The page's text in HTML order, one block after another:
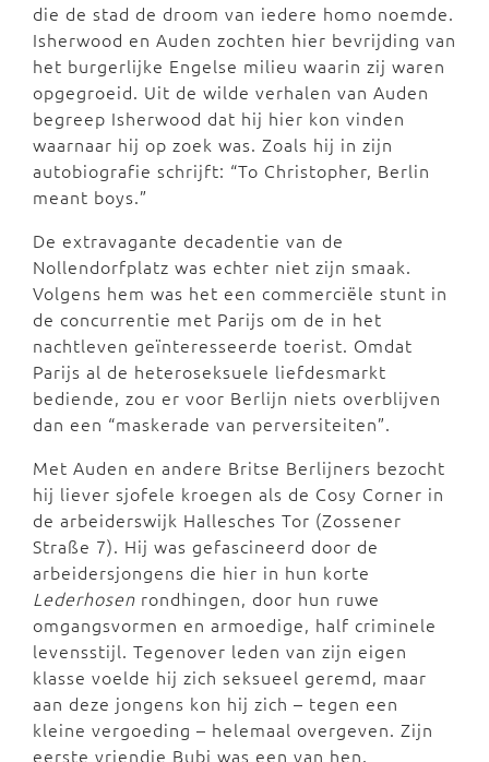
die de stad de droom van iedere homo noemde.
Isherwood en Auden zochten hier bevrijding van
het burgerlijke Engelse milieu waarin zij waren
opgegroeid. Uit de wilde verhalen van Auden
begreep Isherwood dat hij hier kon vinden
waarnaar hij op zoek was. Zoals hij in zijn
autobiografie schrijft: “To Christopher, Berlin
meant boys.”
De extravagante decadentie van de
Nollendorfplatz was echter niet zijn smaak.
Volgens hem was het een commerciële stunt in
de concurrentie met Parijs om de in het
nachtleven geïnteresseerde toerist. Omdat
Parijs al de heteroseksuele liefdesmarkt
bediende, zou er voor Berlijn niets overblijven
dan een “maskerade van perversiteiten”.
Met Auden en andere Britse Berlijners bezocht
hij liever sjofele kroegen als de Cosy Corner in
de arbeiderswijk Hallesches Tor (Zossener
Straße 7). Hij was gefascineerd door de
arbeidersjongens die hier in hun korte
Lederhosen rondhingen, door hun ruwe
omgangsvormen en armoedige, half criminele
levensstijl. Tegenover leden van zijn eigen
klasse voelde hij zich seksueel geremd, maar
aan deze jongens kon hij zich – tegen een
kleine vergoeding – helemaal overgeven. Zijn
eerste vriendje Bubi was een van hen.